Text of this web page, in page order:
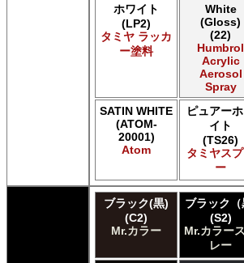
Acrylicos Vallejo Vallejo Model Color
Acrylicos Vallejo Vallejo Panzer Aces
Acrylicos Vallejo Vallejo Pigment FX
Acrylicos Vallejo Vallejo Premium カラ
Acrylicos Vallejo Vallejo Wash FX
Acrylicos Vallejo Vallejo Weathering FX
Acrylicos Vallejo Vallejo Xpress カラー
E7 Paints E7 Paints
E7 Paints Humbrol Acrylic Aerosol
Games Workshop Limited Citadel Air
Games Workshop Limited Citadel
Games Workshop Limited Citadelカ
Games Workshop Limited 先Citadel
HATAKA HOBBY Hataka
Humbrol - Hornby Hobbies Humbrol
Humbrol of Hornby Hobbies Humbrol
ホワイト
(LP2)
タミヤ ラッカ
ー塗料
White
(Gloss)
(22)
Humbrol
Acrylic
Aerosol
Spray
SATIN WHITE
(ATOM-
20001)
Atom
ピュアー
イト
(TS26)
タミヤス
ー
ブラック(黒)
(C2)
Mr.カラー
ブラック（
(S2)
Mr.カラー
レー